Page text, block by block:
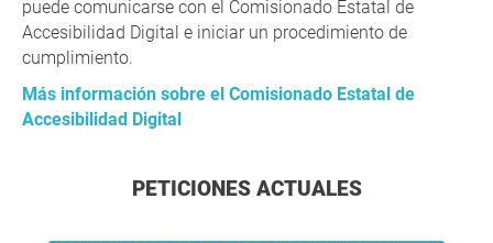
puede comunicarse con el Comisionado Estatal de
Accesibilidad Digital e iniciar un procedimiento de
cumplimiento.
Más información sobre el Comisionado Estatal de
Accesibilidad Digital
PETICIONES ACTUALES